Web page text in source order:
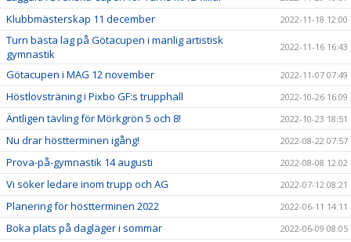
Klubbmästerskap 11 december 2022-11-18 12:00
Turn bästa lag på Götacupen i manlig artistisk
gymnastik
2022-11-16 16:43
Götacupen i MAG 12 november 2022-11-07 07:49
Höstlovsträning i Pixbo GF:s trupphall 2022-10-26 16:09
Äntligen tävling för Mörkgrön 5 och 8! 2022-10-23 18:51
Nu drar höstterminen igång! 2022-08-22 07:57
Prova-på-gymnastik 14 augusti 2022-08-08 12:02
Vi söker ledare inom trupp och AG 2022-07-12 08:21
Planering för höstterminen 2022 2022-06-11 14:11
Boka plats på dagläger i sommar 2022-06-09 08:05